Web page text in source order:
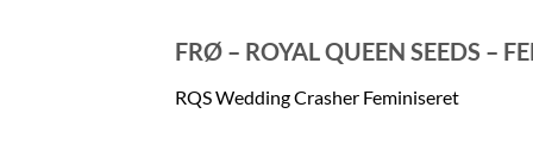
FRØ – ROYAL QUEEN SEEDS –
RQS Wedding Crasher Feminiseret